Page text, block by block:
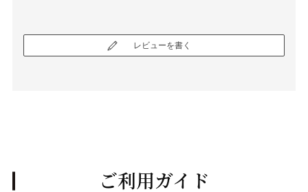
レビューを書く
ご利用ガイド